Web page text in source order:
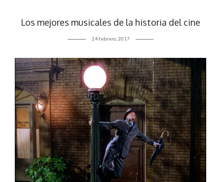
Los mejores musicales de la historia del cine
24 febrero, 2017